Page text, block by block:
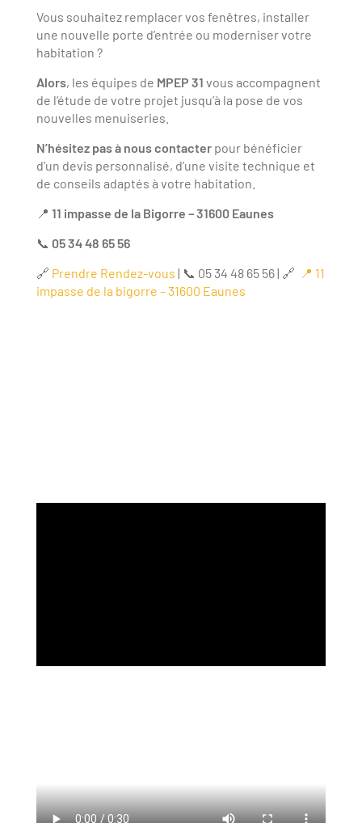
Vous souhaitez remplacer vos fenêtres, installer
une nouvelle porte d’entrée ou moderniser votre
habitation ?
Alors, les équipes de MPEP 31 vous accompagnent
de l’étude de votre projet jusqu’à la pose de vos
nouvelles menuiseries.
N’hésitez pas à nous contacterpour bénéficier
d’un devis personnalisé, d’une visite technique et
de conseils adaptés à votre habitation.
📍 11 impasse de la Bigorre – 31600 Eaunes
📞 05 34 48 65 56
🔗 Prendre Rendez-vous | 📞 05 34 48 65 56 | 🔗
📍 11
impasse de la bigorre – 31600 Eaunes